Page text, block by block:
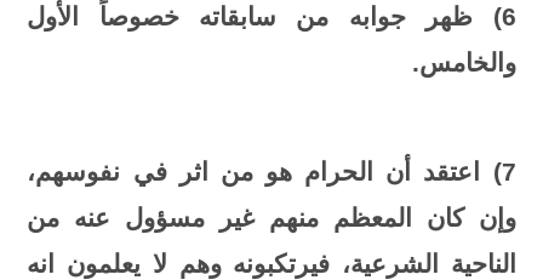
6) ظهر جوابه من سابقاته خصوصاً الأول
والخامس.
7) اعتقد أن الحرام هو من اثر في نفوسهم،
وإن كان المعظم منهم غير مسؤول عنه من
الناحية الشرعية، فيرتكبونه وهم لا يعلمون انه